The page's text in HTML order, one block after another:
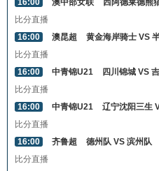
16:00
澳中部女联
西阿德莱德熊
比分直播
16:00
澳昆超
黄金海岸骑士 VS
比分直播
16:00
中青锦U21
四川锦城 VS
比分直播
16:00
中青锦U21
辽宁沈阳三生
比分直播
16:00
齐鲁超
德州队 VS 滨州队
比分直播